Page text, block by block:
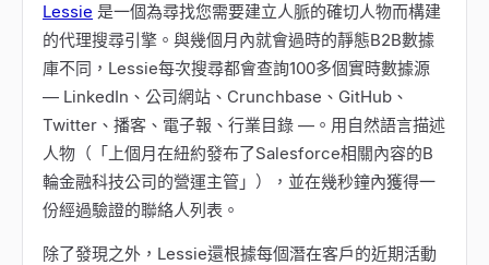
Lessie 是一個為尋找您需要建立人脈的確切人物而構建
的代理搜尋引擎。與幾個月內就會過時的靜態B2B數據
庫不同，Lessie每次搜尋都會查詢100多個實時數據源
— LinkedIn、公司網站、Crunchbase、GitHub、
Twitter、播客、電子報、行業目錄 — 。用自然語言描述
人物（「上個月在紐約發布了Salesforce相關內容的B
輪金融科技公司的營運主管」），並在幾秒鐘內獲得一
份經過驗證的聯絡人列表。
除了發現之外，Lessie還根據每個潛在客戶的近期活動